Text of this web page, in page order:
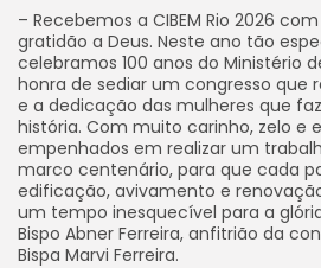
– Recebemos a CIBEM Rio 2026
gratidão a Deus. Neste ano tão
celebramos 100 anos do Ministério
honra de sediar um congresso que
e a dedicação das mulheres que
história. Com muito carinho, zelo e
empenhados em realizar um
marco centenário, para que cada
edificação, avivamento e
um tempo inesquecível para a
Bispo Abner Ferreira, anfitrião da
Bispa Marvi Ferreira.